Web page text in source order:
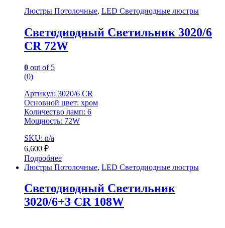
Люстры Потолочные, LED Светодиодные люстры
Светодиодный Светильник 3020/6
CR 72W
0 out of 5
(0)
Артикул: 3020/6 CR
Основной цвет: хром
Количество ламп: 6
Мощность: 72W
SKU: n/a
6,600 ₽
Подробнее
Люстры Потолочные, LED Светодиодные люстры
Светодиодный Светильник
3020/6+3 CR 108W